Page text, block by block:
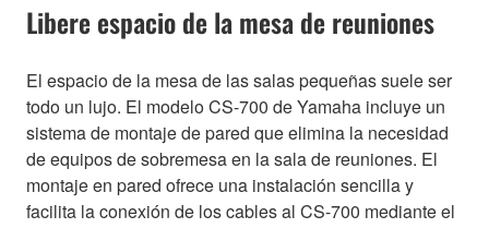
Libere espacio de la mesa de reuniones
El espacio de la mesa de las salas pequeñas suele ser
todo un lujo. El modelo CS-700 de Yamaha incluye un
sistema de montaje de pared que elimina la necesidad
de equipos de sobremesa en la sala de reuniones. El
montaje en pared ofrece una instalación sencilla y
facilita la conexión de los cables al CS-700 mediante el